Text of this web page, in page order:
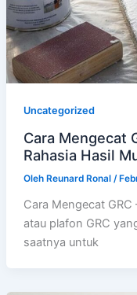
Uncategorized
Cara Mengecat
Rahasia Hasil
Oleh Reunard Ronal /
Cara Mengecat
atau plafon GRC
saatnya untuk